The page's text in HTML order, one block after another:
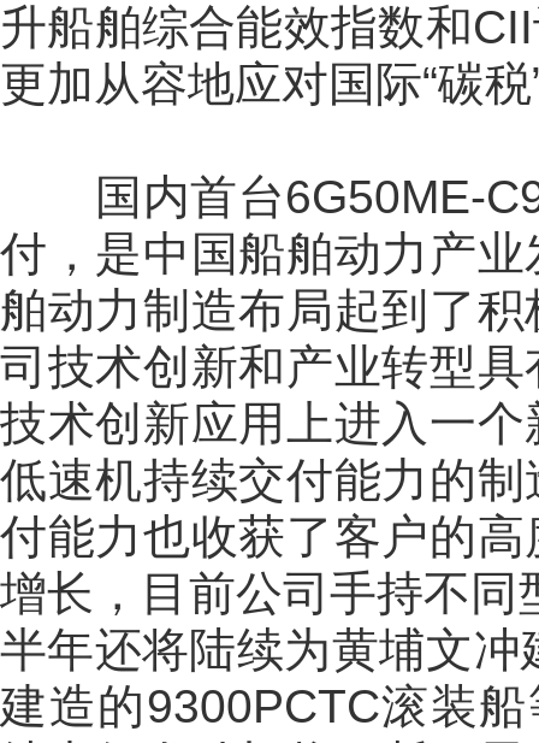
升船舶综合能效指数和
更加从容地应对国际“碳
国内首台6G50ME-
付，是中国船舶动力产
舶动力制造布局起到了
司技术创新和产业转型
技术创新应用上进入一
低速机持续交付能力的
付能力也收获了客户的
增长，目前公司手持不
半年还将陆续为黄埔文
建造的9300PCTC滚装